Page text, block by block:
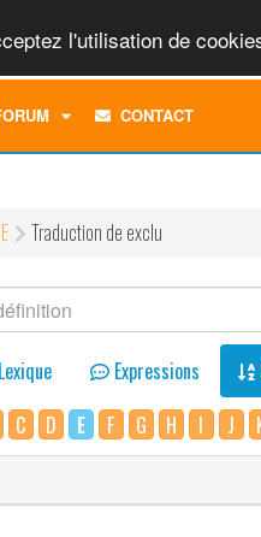
l'utilisation de
TOGGLECONTACT
E Traduction de exclu
Lexique Expressions
C D E F G H I J